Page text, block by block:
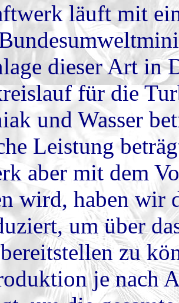
läuft mit
dieser Art in
für die
und Wasser
Leistung
aber mit dem
wird, haben wir
um über
zu
je nach